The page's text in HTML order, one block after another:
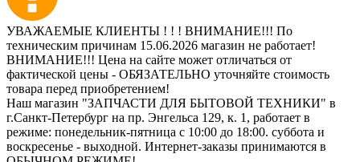
УВАЖАЕМЫЕ КЛИЕНТЫ ! ! ! ВНИМАНИЕ!!! По
техническим причинам 15.06.2026 магазин не работает!
ВНИМАНИЕ!!! Цена на сайте может отличаться от
фактической цены - ОБЯЗАТЕЛЬНО уточняйте стоимость
товара перед приобретением!
Наш магазин "ЗАПЧАСТИ ДЛЯ БЫТОВОЙ ТЕХНИКИ" в
г.Санкт-Петербург на пр. Энгельса 129, к. 1, работает в
режиме: понедельник-пятница с 10:00 до 18:00. суббота и
воскресенье - выходной. Интернет-заказы принимаются в